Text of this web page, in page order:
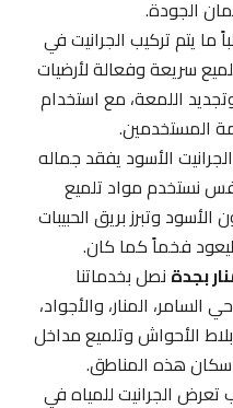
الجودة.
يتم تركيب الجرانيت في
سريعة وفعالة لأرضيات
اللمعة، مع استخدام
المستخدمين.
الأسود يفقد جماله
نستخدم مواد تلميع
وتبرز بريق الحبيبات
فخماً كما كان.
بجدةنصل بخدماتنا
المنار، والأجواد،
الأحواش وتلميع مداخل
هذه المناطق.
الجرانيت للمياه في